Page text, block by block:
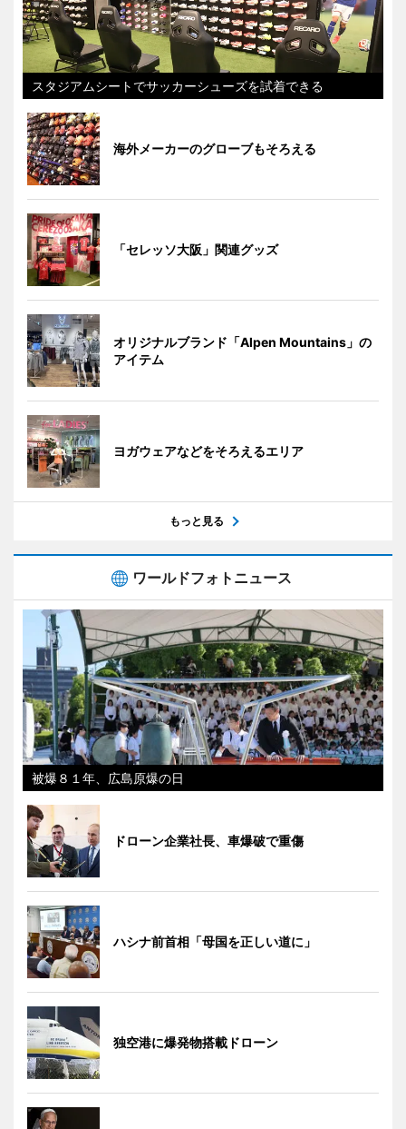
スタジアムシートでサッカーシューズを試着できる
海外メーカーのグローブもそろえる
「セレッソ大阪」関連グッズ
オリジナルブランド「Alpen Mountains」の
アイテム
ヨガウェアなどをそろえるエリア
もっと見る
ワールドフォトニュース
被爆８１年、広島原爆の日
ドローン企業社長、車爆破で重傷
ハシナ前首相「母国を正しい道に」
独空港に爆発物搭載ドローン